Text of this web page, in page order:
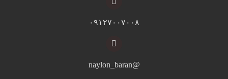
۰۹۱۲۷۰۰۷۰۰۸
@naylon_baran